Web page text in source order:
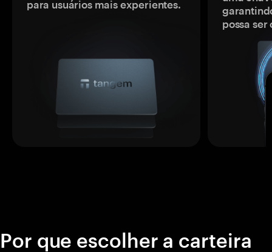
para usuários mais experientes.
possa
Por que escolher a carteira